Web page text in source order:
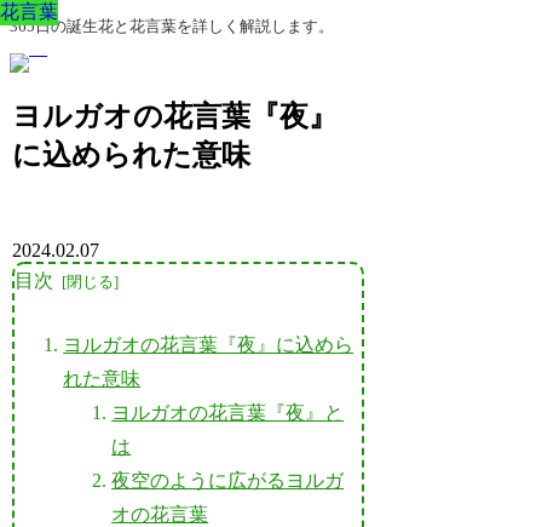
365日の誕生花と花言葉を詳しく解説します。
ヨルガオの花言葉『夜』
に込められた意味
花言葉
2024.02.07
目次
ヨルガオの花言葉『夜』に込めら
れた意味
ヨルガオの花言葉『夜』と
は
夜空のように広がるヨルガ
オの花言葉
花言葉
花言葉
花言葉
花言葉
花言葉
花言葉